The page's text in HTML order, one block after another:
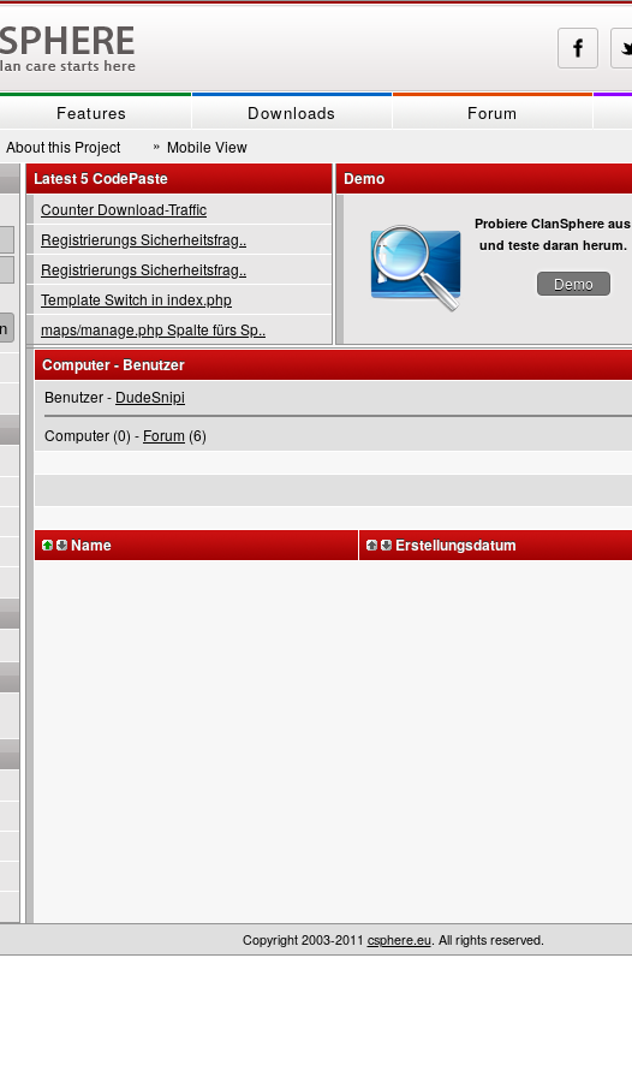
Features Downloads Forum
About this Project » Mobile View
Latest 5 CodePaste
Counter Download-Traffic
Registrierungs Sicherheitsfrag..
Registrierungs Sicherheitsfrag..
Template Switch in index.php
maps/manage.php Spalte fürs Sp..
Demo
Probiere ClanSphere aus
und teste daran herum.
Demo
Computer - Benutzer
Benutzer - DudeSnipi
Computer (0) - Forum (6)
Name Erstellungsdatum
Copyright 2003-2011 csphere.eu. All rights reserved.